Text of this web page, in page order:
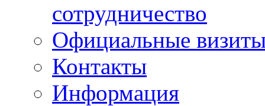
сотрудничество
Официальные
Контакты
Информация